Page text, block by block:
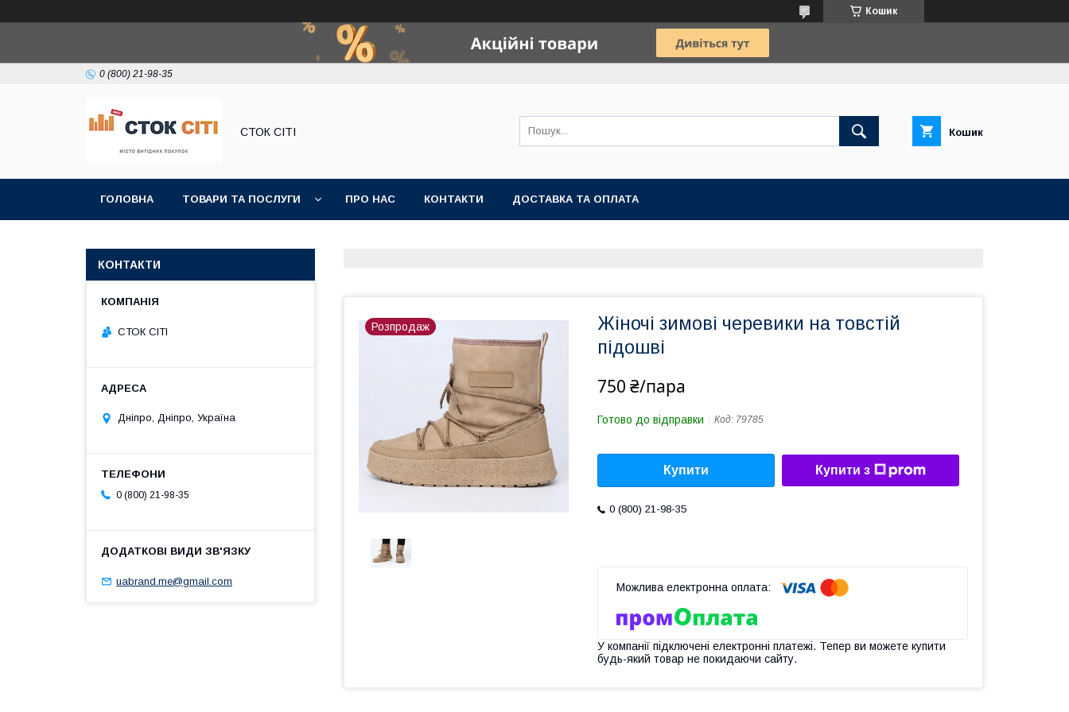
Кошик
0 (800) 21-98-35
СТОК СІТІ Кошик
ГОЛОВНА ТОВАРИ ТА ПОСЛУГИ ПРО НАС КОНТАКТИ ДОСТАВКА ТА ОПЛАТА
Розпродаж
Жіночі зимові черевики на товстій
підошві
750 ₴/пара
Готово до відправки Код: 79785
Купити Купити з
0 (800) 21-98-35
У компанії підключені електронні платежі. Тепер ви можете купити
будь-який товар не покидаючи сайту.
КОНТАКТИ
СТОК СІТІ
Дніпро, Дніпро, Україна
0 (800) 21-98-35
uabrand.me@gmail.com